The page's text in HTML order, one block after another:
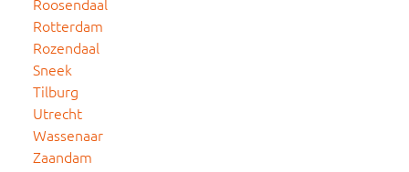
Roosendaal
Rotterdam
Rozendaal
Sneek
Tilburg
Utrecht
Wassenaar
Zaandam